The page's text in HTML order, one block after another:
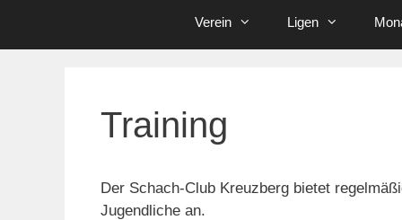
Verein Ligen
Training
Der Schach-Club Kreuzberg bietet
Jugendliche an.